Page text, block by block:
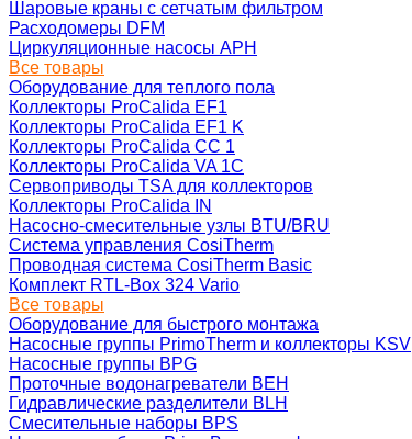
Шаровые краны с сетчатым фильтром
Расходомеры DFM
Циркуляционные насосы APH
Все товары
Оборудование для теплого пола
Коллекторы ProCalida EF1
Коллекторы ProCalida EF1 K
Коллекторы ProCalida CC 1
Коллекторы ProCalida VA 1C
Сервоприводы TSA для коллекторов
Коллекторы ProCalida IN
Насосно-смесительные узлы BTU/BRU
Система управления CosiTherm
Проводная система CosiTherm Basic
Комплект RTL‑Box 324 Vario
Все товары
Оборудование для быстрого монтажа
Насосные группы PrimoTherm и коллекторы KSV
Насосные группы BPG
Проточные водонагреватели BEH
Гидравлические разделители BLH
Смесительные наборы BPS